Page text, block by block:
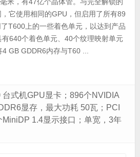
它使用相同的GPU，但启用了所有89
T600上的一些着色单元，以达到产品
640个着色单元、40个纹理映射单元
GB GDDR6内存与T60 ...
式机GPU显卡；896个NVIDIA
显存，最大功耗 50瓦；PCI
MiniDP 1.4显示接口；单宽，3年